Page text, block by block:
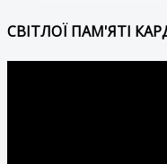
СВІТЛОЇ ПАМ'ЯТІ